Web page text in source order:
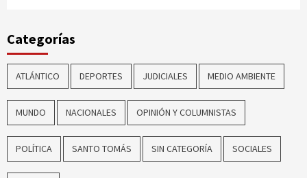
Categorías
ATLÁNTICO DEPORTES JUDICIALES MEDIO AMBIENTE
MUNDO NACIONALES OPINIÓN Y COLUMNISTAS
POLÍTICA SANTO TOMÁS SIN CATEGORÍA SOCIALES